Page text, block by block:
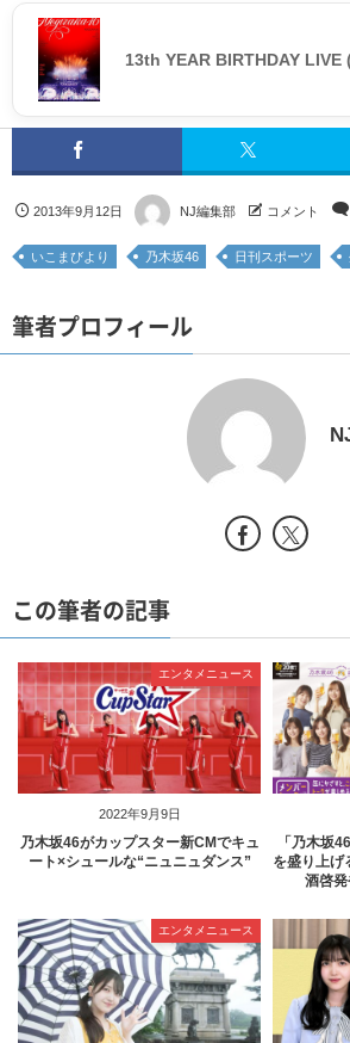
13th YEAR BIRTHDAY LIVE
2013年9月12日 NJ編集部 コメント
いこまびより 乃木坂46 日刊スポーツ
筆者プロフィール
この筆者の記事
2022年9月9日
エンタメニュース
乃木坂46がカップスター新CMでキュ
ート×シュールな“ニュニュダンス”
「乃木坂
を盛り上
酒啓
エンタメニュース